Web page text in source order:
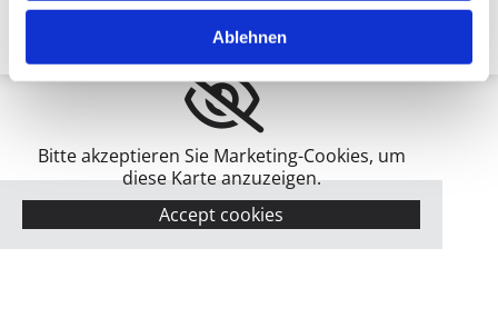
Ablehnen
Bitte akzeptieren Sie Marketing-Cookies, um
diese Karte anzuzeigen.
Accept cookies